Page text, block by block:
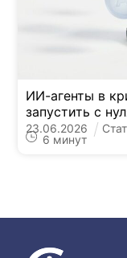
ИИ-агенты в
запустить с
23.06.2026
6 минут